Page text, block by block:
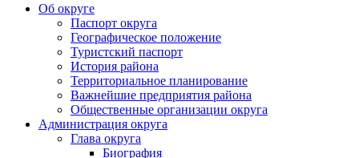
Об округе
Паспорт округа
Географическое положение
Туристский паспорт
История района
Территориальное планирование
Важнейшие предприятия района
Общественные организации округа
Администрация округа
Глава округа
Биография